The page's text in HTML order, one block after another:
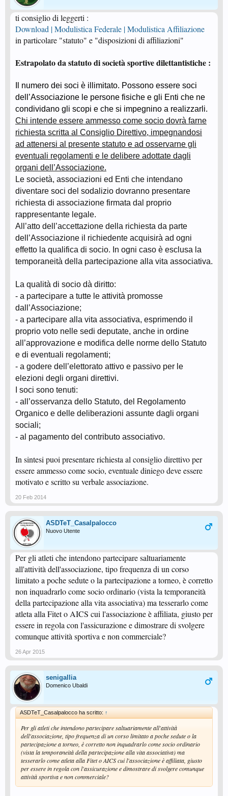
ti consiglio di leggerti :
Download | Modulistica Federale | Modulistica Affiliazione
in particolare "statuto" e "disposizioni di affiliazioni"
Estrapolato da statuto di società sportive dilettantistiche :
Il numero dei soci è illimitato. Possono essere soci
dell’Associazione le persone fisiche e gli Enti che ne
condividano gli scopi e che si impegnino a realizzarli.
Chi intende essere ammesso come socio dovrà farne
richiesta scritta al Consiglio Direttivo, impegnandosi
ad attenersi al presente statuto e ad osservarne gli
eventuali regolamenti e le delibere adottate dagli
organi dell’Associazione.
Le società, associazioni ed Enti che intendano
diventare soci del sodalizio dovranno presentare
richiesta di associazione firmata dal proprio
rappresentante legale.
All’atto dell’accettazione della richiesta da parte
dell’Associazione il richiedente acquisirà ad ogni
effetto la qualifica di socio. In ogni caso è esclusa la
temporaneità della partecipazione alla vita associativa.
La qualità di socio dà diritto:
- a partecipare a tutte le attività promosse
dall’Associazione;
- a partecipare alla vita associativa, esprimendo il
proprio voto nelle sedi deputate, anche in ordine
all’approvazione e modifica delle norme dello Statuto
e di eventuali regolamenti;
- a godere dell’elettorato attivo e passivo per le
elezioni degli organi direttivi.
I soci sono tenuti:
- all’osservanza dello Statuto, del Regolamento
Organico e delle deliberazioni assunte dagli organi
sociali;
- al pagamento del contributo associativo.
In sintesi puoi presentare richiesta al consiglio direttivo per
essere ammesso come socio, eventuale diniego deve essere
motivato e scritto su verbale associazione.
20 Feb 2014
ASDTeT_Casalpalocco
Nuovo Utente
Per gli atleti che intendono partecipare saltuariamente
all'attività dell'associazione, tipo frequenza di un corso
limitato a poche sedute o la partecipazione a torneo, è corretto
non inquadrarlo come socio ordinario (vista la temporaneità
della partecipazione alla vita associativa) ma tesserarlo come
atleta alla Fitet o AICS cui l'associazione è affiliata, giusto per
essere in regola con l'assicurazione e dimostrare di svolgere
comunque attività sportiva e non commerciale?
26 Apr 2015
senigallia
Domenico Ubaldi
ASDTeT_Casalpalocco ha scritto: ↑
Per gli atleti che intendono partecipare saltuariamente all'attività
dell'associazione, tipo frequenza di un corso limitato a poche sedute o la
partecipazione a torneo, è corretto non inquadrarlo come socio ordinario
(vista la temporaneità della partecipazione alla vita associativa) ma
tesserarlo come atleta alla Fitet o AICS cui l'associazione è affiliata, giusto
per essere in regola con l'assicurazione e dimostrare di svolgere comunque
attività sportiva e non commerciale?